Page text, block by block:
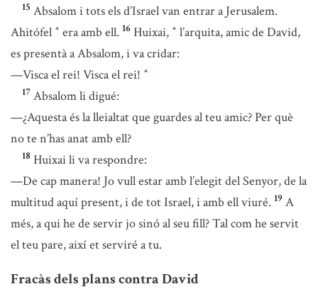
15 Absalom i tots els d’Israel van entrar a Jerusalem.
Ahitófel * era amb ell. 16 Huixai, * l’arquita, amic de David,
es presentà a Absalom, i va cridar:
—Visca el rei! Visca el rei! *
17 Absalom li digué:
—¿Aquesta és la lleialtat que guardes al teu amic? Per què
no te n’has anat amb ell?
18 Huixai li va respondre:
—De cap manera! Jo vull estar amb l’elegit del Senyor, de la
multitud aquí present, i de tot Israel, i amb ell viuré. 19 A
més, a qui he de servir jo sinó al seu fill? Tal com he servit
el teu pare, així et serviré a tu.
Fracàs dels plans contra David